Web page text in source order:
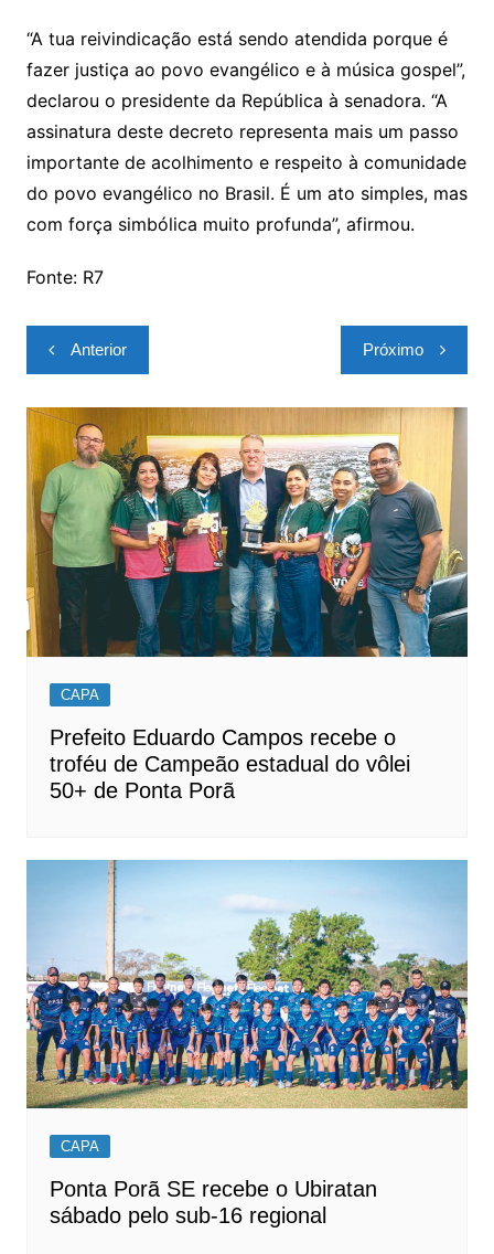
“A tua reivindicação está sendo atendida porque é
fazer justiça ao povo evangélico e à música gospel”,
declarou o presidente da República à senadora. “A
assinatura deste decreto representa mais um passo
importante de acolhimento e respeito à comunidade
do povo evangélico no Brasil. É um ato simples, mas
com força simbólica muito profunda”, afirmou.
Fonte: R7
Navegação
de
Post
Anterior Próximo
CAPA
Prefeito Eduardo Campos recebe o
troféu de Campeão estadual do vôlei
50+ de Ponta Porã
CAPA
Ponta Porã SE recebe o Ubiratan
sábado pelo sub-16 regional